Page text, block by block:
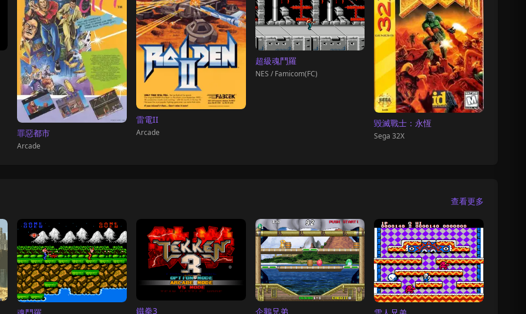
罪惡都市
Arcade
雷電II
Arcade
超級魂鬥羅
NES / Famicom(FC)
毀滅戰士：永恆
Sega 32X
查看更多
鐵拳3 企鵝兄弟